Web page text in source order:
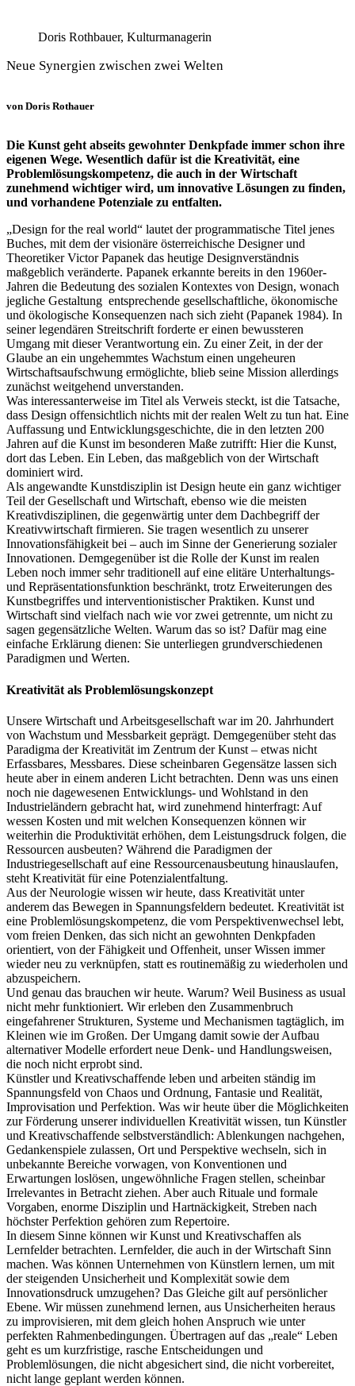
Doris Rothbauer, Kulturmanagerin
Neue Synergien zwischen zwei Welten
von Doris Rothauer
Die Kunst geht abseits gewohnter Denkpfade immer schon ihre
eigenen Wege. Wesentlich dafür ist die Kreativität, eine
Problemlösungskompetenz, die auch in der Wirtschaft
zunehmend wichtiger wird, um innovative Lösungen zu finden,
und vorhandene Potenziale zu entfalten.
„Design for the real world“ lautet der programmatische Titel jenes
Buches, mit dem der visionäre österreichische Designer und
Theoretiker Victor Papanek das heutige Designverständnis
maßgeblich veränderte. Papanek erkannte bereits in den 1960er-
Jahren die Bedeutung des sozialen Kontextes von Design, wonach
jegliche Gestaltung entsprechende gesellschaftliche, ökonomische
und ökologische Konsequenzen nach sich zieht (Papanek 1984). In
seiner legendären Streitschrift forderte er einen bewussteren
Umgang mit dieser Verantwortung ein. Zu einer Zeit, in der der
Glaube an ein ungehemmtes Wachstum einen ungeheuren
Wirtschaftsaufschwung ermöglichte, blieb seine Mission allerdings
zunächst weitgehend unverstanden.
Was interessanterweise im Titel als Verweis steckt, ist die Tatsache,
dass Design offensichtlich nichts mit der realen Welt zu tun hat. Eine
Auffassung und Entwicklungsgeschichte, die in den letzten 200
Jahren auf die Kunst im besonderen Maße zutrifft: Hier die Kunst,
dort das Leben. Ein Leben, das maßgeblich von der Wirtschaft
dominiert wird.
Als angewandte Kunstdisziplin ist Design heute ein ganz wichtiger
Teil der Gesellschaft und Wirtschaft, ebenso wie die meisten
Kreativdisziplinen, die gegenwärtig unter dem Dachbegriff der
Kreativwirtschaft firmieren. Sie tragen wesentlich zu unserer
Innovationsfähigkeit bei – auch im Sinne der Generierung sozialer
Innovationen. Demgegenüber ist die Rolle der Kunst im realen
Leben noch immer sehr traditionell auf eine elitäre Unterhaltungs-
und Repräsentationsfunktion beschränkt, trotz Erweiterungen des
Kunstbegriffes und interventionistischer Praktiken. Kunst und
Wirtschaft sind vielfach nach wie vor zwei getrennte, um nicht zu
sagen gegensätzliche Welten. Warum das so ist? Dafür mag eine
einfache Erklärung dienen: Sie unterliegen grundverschiedenen
Paradigmen und Werten.
Kreativität als Problemlösungskonzept
Unsere Wirtschaft und Arbeitsgesellschaft war im 20. Jahrhundert
von Wachstum und Messbarkeit geprägt. Demgegenüber steht das
Paradigma der Kreativität im Zentrum der Kunst – etwas nicht
Erfassbares, Messbares. Diese scheinbaren Gegensätze lassen sich
heute aber in einem anderen Licht betrachten. Denn was uns einen
noch nie dagewesenen Entwicklungs- und Wohlstand in den
Industrieländern gebracht hat, wird zunehmend hinterfragt: Auf
wessen Kosten und mit welchen Konsequenzen können wir
weiterhin die Produktivität erhöhen, dem Leistungsdruck folgen, die
Ressourcen ausbeuten? Während die Paradigmen der
Industriegesellschaft auf eine Ressourcenausbeutung hinauslaufen,
steht Kreativität für eine Potenzialentfaltung.
Aus der Neurologie wissen wir heute, dass Kreativität unter
anderem das Bewegen in Spannungsfeldern bedeutet. Kreativität ist
eine Problemlösungskompetenz, die vom Perspektivenwechsel lebt,
vom freien Denken, das sich nicht an gewohnten Denkpfaden
orientiert, von der Fähigkeit und Offenheit, unser Wissen immer
wieder neu zu verknüpfen, statt es routinemäßig zu wiederholen und
abzuspeichern.
Und genau das brauchen wir heute. Warum? Weil Business as usual
nicht mehr funktioniert. Wir erleben den Zusammenbruch
eingefahrener Strukturen, Systeme und Mechanismen tagtäglich, im
Kleinen wie im Großen. Der Umgang damit sowie der Aufbau
alternativer Modelle erfordert neue Denk- und Handlungsweisen,
die noch nicht erprobt sind.
Künstler und Kreativschaffende leben und arbeiten ständig im
Spannungsfeld von Chaos und Ordnung, Fantasie und Realität,
Improvisation und Perfektion. Was wir heute über die Möglichkeiten
zur Förderung unserer individuellen Kreativität wissen, tun Künstler
und Kreativschaffende selbstverständlich: Ablenkungen nachgehen,
Gedankenspiele zulassen, Ort und Perspektive wechseln, sich in
unbekannte Bereiche vorwagen, von Konventionen und
Erwartungen loslösen, ungewöhnliche Fragen stellen, scheinbar
Irrelevantes in Betracht ziehen. Aber auch Rituale und formale
Vorgaben, enorme Disziplin und Hartnäckigkeit, Streben nach
höchster Perfektion gehören zum Repertoire.
In diesem Sinne können wir Kunst und Kreativschaffen als
Lernfelder betrachten. Lernfelder, die auch in der Wirtschaft Sinn
machen. Was können Unternehmen von Künstlern lernen, um mit
der steigenden Unsicherheit und Komplexität sowie dem
Innovationsdruck umzugehen? Das Gleiche gilt auf persönlicher
Ebene. Wir müssen zunehmend lernen, aus Unsicherheiten heraus
zu improvisieren, mit dem gleich hohen Anspruch wie unter
perfekten Rahmenbedingungen. Übertragen auf das „reale“ Leben
geht es um kurzfristige, rasche Entscheidungen und
Problemlösungen, die nicht abgesichert sind, die nicht vorbereitet,
nicht lange geplant werden können.